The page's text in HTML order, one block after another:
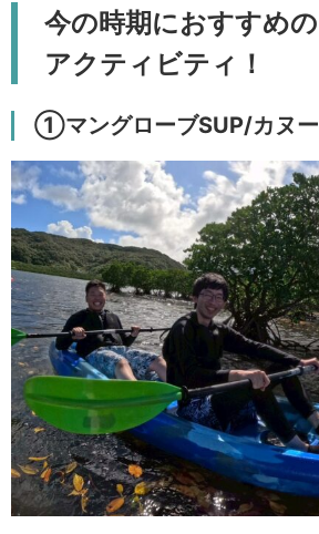
今の時期におすすめの
アクティビティ！
①マングローブSUP/カヌー